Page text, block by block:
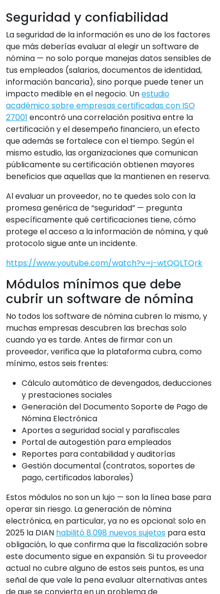
Seguridad y confiabilidad
La seguridad de la información es uno de los factores
que más deberías evaluar al elegir un software de
nómina — no solo porque manejas datos sensibles de
tus empleados (salarios, documentos de identidad,
información bancaria), sino porque puede tener un
impacto medible en el negocio. Unestudio
académico sobre empresas certificadas con ISO
27001 encontró una correlación positiva entre la
certificación y el desempeño financiero, un efecto
que además se fortalece con el tiempo. Según el
mismo estudio, las organizaciones que comunican
públicamente su certificación obtienen mayores
beneficios que aquellas que la mantienen en reserva.
Al evaluar un proveedor, no te quedes solo con la
promesa genérica de “seguridad” — pregunta
específicamente qué certificaciones tiene, cómo
protege el acceso a la información de nómina, y qué
protocolo sigue ante un incidente.
https://www.youtube.com/watch?v=j-wtQQLTQrk
Módulos mínimos que debe
cubrir un software de nómina
No todos los software de nómina cubren lo mismo, y
muchas empresas descubren las brechas solo
cuando ya es tarde. Antes de firmar con un
proveedor, verifica que la plataforma cubra, como
mínimo, estos seis frentes:
Cálculo automático de devengados, deducciones
y prestaciones sociales
Generación del Documento Soporte de Pago de
Nómina Electrónica
Aportes a seguridad social y parafiscales
Portal de autogestión para empleados
Reportes para contabilidad y auditorías
Gestión documental (contratos, soportes de
pago, certificados laborales)
Estos módulos no son un lujo — son la línea base para
operar sin riesgo. La generación de nómina
electrónica, en particular, ya no es opcional: solo en
2025 la DIAN habilitó 8.098 nuevos sujetos para esta
obligación, lo que confirma que la fiscalización sobre
este documento sigue en expansión. Si tu proveedor
actual no cubre alguno de estos seis puntos, es una
señal de que vale la pena evaluar alternativas antes
de que se convierta en un problema de